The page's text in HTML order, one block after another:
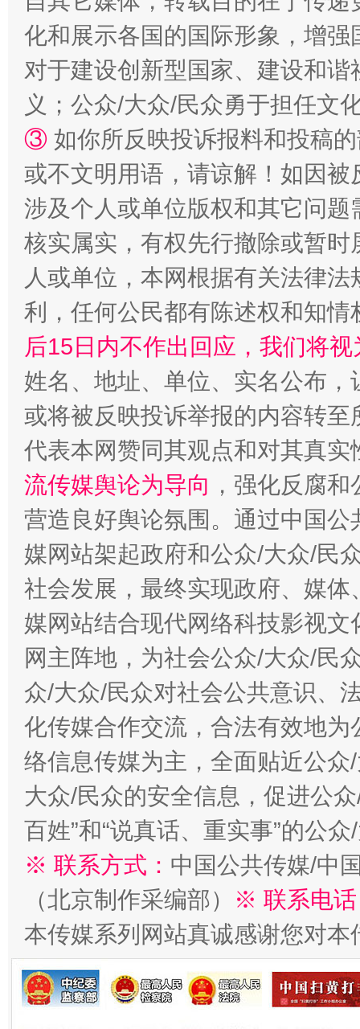
扯下公款旅游的“隐身衣” 如何以
“蜀中异人”王建安的艺术幻境
完善运行机制助力责任有效落实 一纸欠
千年窑火 生生不息 一
化和展示各国的国际形象，增
对于建设创新型国家、建设和
义；公众/大众/民众勇于担任文
③ 如你所反映投诉报料和投稿
或不文明用语，请谅解！如因
涉及个人或单位版权和其它问题
核实属实，有权先行撤除或暂
人或单位，本网根据有关法律
利，任何公民都有陈述权和知情
后15日内不作出回应，我们将
姓名、地址、单位、实名公布
或将被反映投诉举报的内容转
代表本网赞同其观点和对其真实
流传媒舆论为导向 ，强化反腐
营造良好舆论氛围。通过中国
媒网站架起政府和公众/大众/民
社会发展，最终实现政府、媒
媒网站结合现代网络科技影视
网主阵地，为社会公众/大众/民
众/大众/民众对社会公共意识、
化传媒合作交流，合法有效地
络信息传媒为主，全面贴近公
大众/民众的安全信息，促进公
百姓”和“说真话、重实事”的公
※ 联系方式： 中国公共传媒/中
（北京制作采编部）
※ 联系电
本传媒系列网站真诚感谢您对